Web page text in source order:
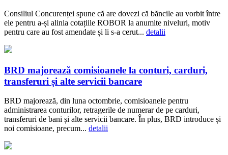
Consiliul Concurenței spune că are dovezi că băncile au vorbit între
ele pentru a-și alinia cotațiile ROBOR la anumite niveluri, motiv
pentru care au fost amendate și li s-a cerut... detalii
BRD majorează comisioanele la conturi, carduri,
transferuri și alte servicii bancare
BRD majorează, din luna octombrie, comisioanele pentru
administrarea conturilor, retragerile de numerar de pe carduri,
transferuri de bani și alte servicii bancare. În plus, BRD introduce și
noi comisioane, precum... detalii